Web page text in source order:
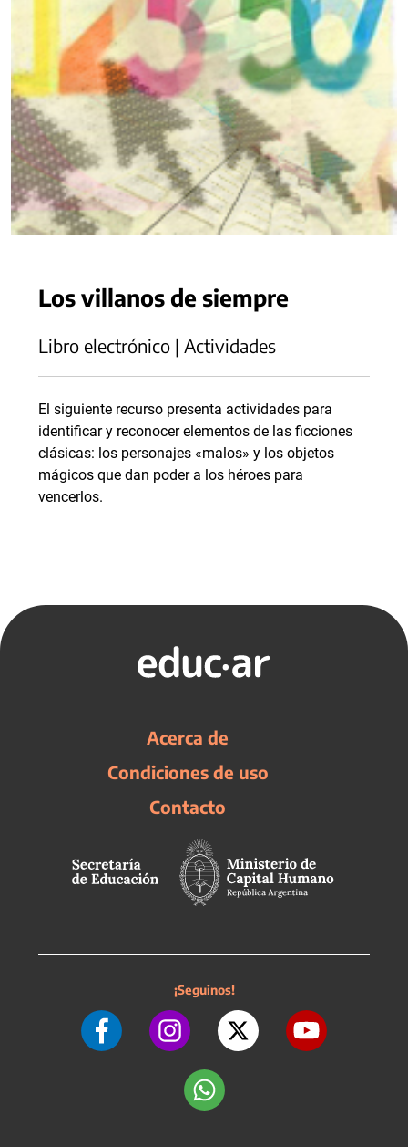
Los villanos de siempre
Libro electrónico | Actividades
El siguiente recurso presenta actividades para
identificar y reconocer elementos de las ficciones
clásicas: los personajes «malos» y los objetos
mágicos que dan poder a los héroes para
vencerlos.
Acerca de
Condiciones de uso
Contacto
¡Seguinos!